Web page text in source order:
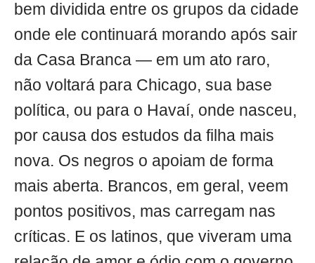
bem dividida entre os grupos da cidade
onde ele continuará morando após sair
da Casa Branca — em um ato raro,
não voltará para Chicago, sua base
política, ou para o Havaí, onde nasceu,
por causa dos estudos da filha mais
nova. Os negros o apoiam de forma
mais aberta. Brancos, em geral, veem
pontos positivos, mas carregam nas
críticas. E os latinos, que viveram uma